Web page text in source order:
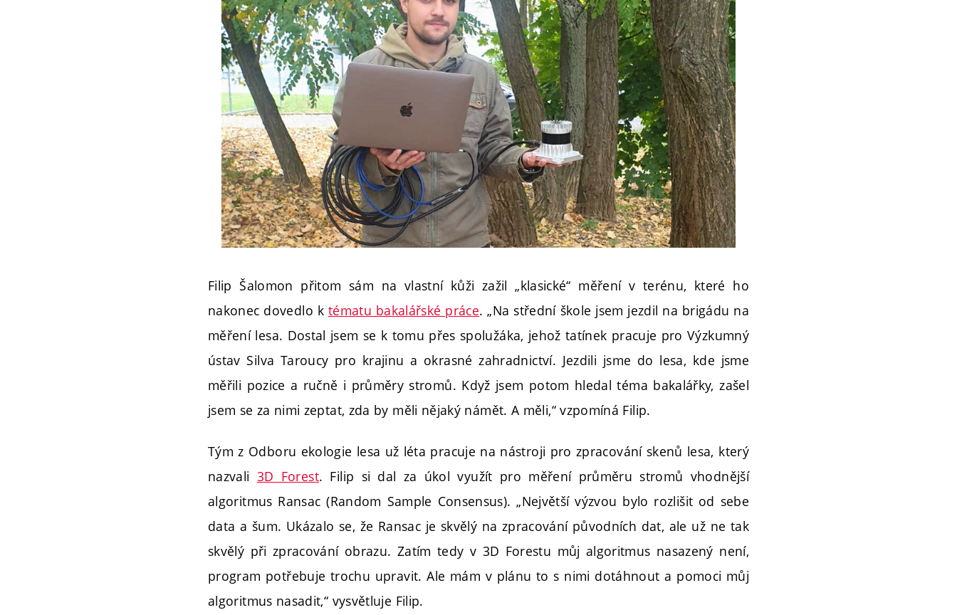
Filip Šalomon přitom sám na vlastní kůži zažil „klasické“ měření v terénu, které ho
nakonec dovedlo k tématu bakalářské práce. „Na střední škole jsem jezdil na brigádu na
měření lesa. Dostal jsem se k tomu přes spolužáka, jehož tatínek pracuje pro Výzkumný
ústav Silva Taroucy pro krajinu a okrasné zahradnictví. Jezdili jsme do lesa, kde jsme
měřili pozice a ručně i průměry stromů. Když jsem potom hledal téma bakalářky, zašel
jsem se za nimi zeptat, zda by měli nějaký námět. A měli,“ vzpomíná Filip.
Tým z Odboru ekologie lesa už léta pracuje na nástroji pro zpracování skenů lesa, který
nazvali 3D Forest. Filip si dal za úkol využít pro měření průměru stromů vhodnější
algoritmus Ransac (Random Sample Consensus). „Největší výzvou bylo rozlišit od sebe
data a šum. Ukázalo se, že Ransac je skvělý na zpracování původních dat, ale už ne tak
skvělý při zpracování obrazu. Zatím tedy v 3D Forestu můj algoritmus nasazený není,
program potřebuje trochu upravit. Ale mám v plánu to s nimi dotáhnout a pomoci můj
algoritmus nasadit,“ vysvětluje Filip.